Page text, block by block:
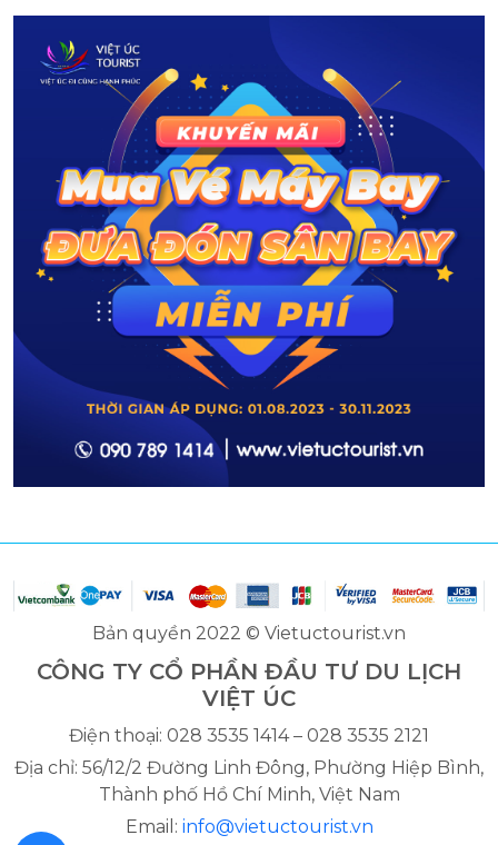
Bản quyền 2022 © Vietuctourist.vn
CÔNG TY CỔ PHẦN ĐẦU TƯ DU LỊCH
VIỆT ÚC
Điện thoại: 028 3535 1414 – 028 3535 2121
Địa chỉ: 56/12/2 Đường Linh Đông, Phường Hiệp Bình,
Thành phố Hồ Chí Minh, Việt Nam
Email: info@vietuctourist.vn